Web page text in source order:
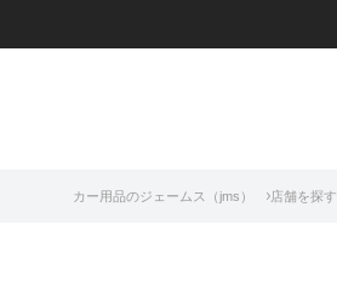
カー用品のジェームス（jms） 店舗を探す